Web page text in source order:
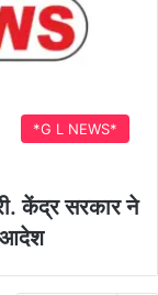
*G L NEWS*
केंद्र सरकार ने
आदेश